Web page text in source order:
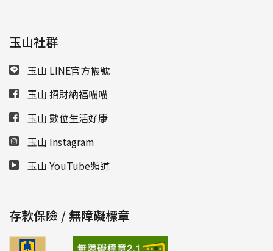
玉山社群
玉山 LINE官方帳號
玉山 招財納福喵喵
玉山 數位生活好康
玉山 Instagram
玉山 YouTube頻道
存款保險 / 無障礙標章